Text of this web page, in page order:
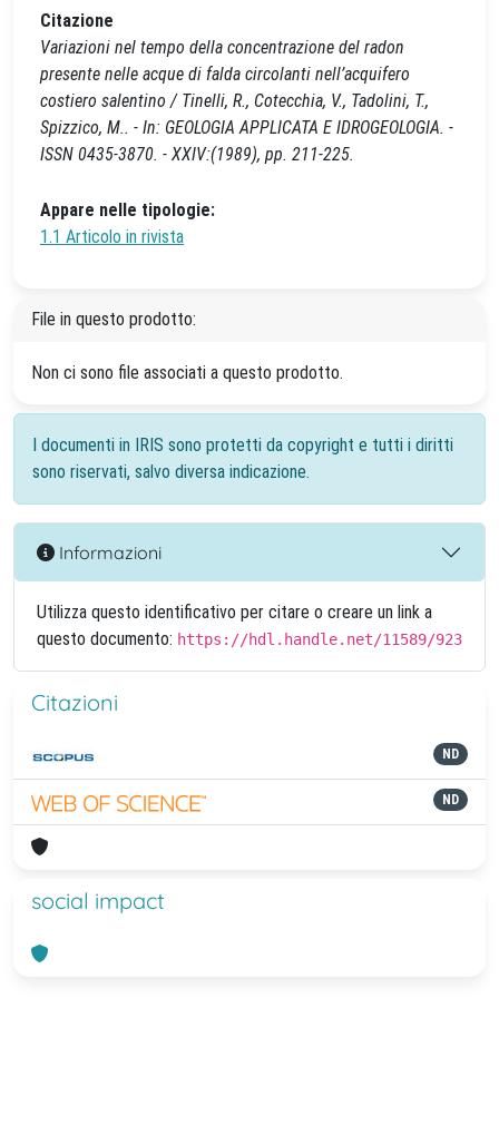
Citazione
Variazioni nel tempo della concentrazione del radon
presente nelle acque di falda circolanti nell’acquifero
costiero salentino / Tinelli, R., Cotecchia, V., Tadolini, T.,
Spizzico, M.. - In: GEOLOGIA APPLICATA E IDROGEOLOGIA. -
ISSN 0435-3870. - XXIV:(1989), pp. 211-225.
Appare nelle tipologie:
1.1 Articolo in rivista
File in questo prodotto:
Non ci sono file associati a questo prodotto.
I documenti in IRIS sono protetti da copyright e tutti i diritti
sono riservati, salvo diversa indicazione.
Informazioni
Utilizza questo identificativo per citare o creare un link a
questo documento: https://hdl.handle.net/11589/923
Citazioni
ND
ND
social impact